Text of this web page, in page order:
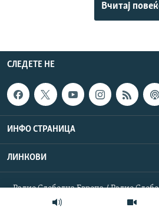
Вчитај
СЛЕДЕТЕ НЕ
ИНФО СТРАНИЦА
ЛИНКОВИ
Радио Слободна Европа / Радио
резервирани